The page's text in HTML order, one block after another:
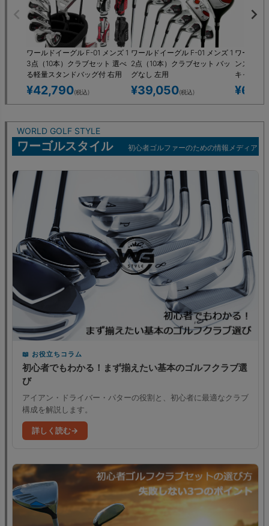
ワールドイーグル F-01 メンズ 1
3点（10本）クラブセット 選べ
る軽量スタンドバッグ付 右用
左用
¥42,790(税込)
ワールドイーグル F-01 メンズ 1
2点（10本）クラブセット バッ
グなし 左用
¥39,050(税込)
ワールド
ンズ 16点
キャディ
ジ）付 左
¥
WORLD GOLF STYLE
ワーゴルスタイル 初心者ゴルファーのための情報メディア
お役立ちコラム
初心者でもわかる！まず揃えたい基本のゴルフクラブ選
び
アイアン・ドライバー・パターの役割と、初心者に最適なクラブ
構成を解説します。
詳しく読む